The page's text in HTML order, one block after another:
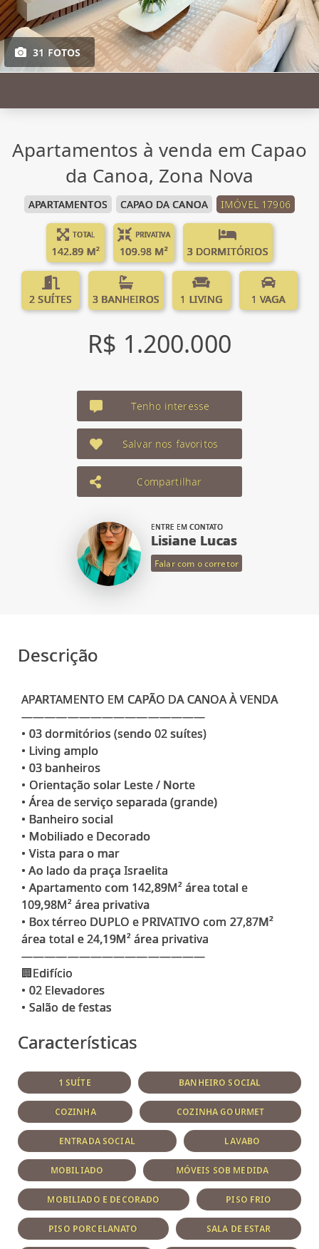
31 FOTOS
Apartamentos à venda em Capao
da Canoa, Zona Nova
APARTAMENTOS CAPAO DA CANOA IMÓVEL 17906
TOTAL
142.89 M²
PRIVATIVA
109.98 M² 3 DORMITÓRIOS
2 SUÍTES 3 BANHEIROS 1 LIVING 1 VAGA
R$ 1.200.000
Tenho interesse
Salvar nos favoritos
Compartilhar
ENTRE EM CONTATO
Lisiane Lucas
Falar com o corretor
Descrição
APARTAMENTO EM CAPÃO DA CANOA À VENDA
————————————————
•⁠ ⁠03 dormitórios (sendo 02 suítes)
•⁠ ⁠Living amplo
•⁠ ⁠03 banheiros
•⁠ ⁠⁠Orientação solar Leste / Norte
•⁠ ⁠Área de serviço separada (grande)
•⁠ ⁠Banheiro social
•⁠ ⁠Mobiliado e Decorado
•⁠ ⁠Vista para o mar
•⁠ Ao lado da praça Israelita
•⁠ ⁠Apartamento com 142,89M² área total e
109,98M² área privativa
•⁠ ⁠Box térreo DUPLO e PRIVATIVO com 27,87M²
área total e 24,19M² área privativa
————————————————
🏢Edifício
•⁠ ⁠02 Elevadores
Características
1 SUÍTE BANHEIRO SOCIAL
COZINHA COZINHA GOURMET
ENTRADA SOCIAL LAVABO
MOBILIADO MÓVEIS SOB MEDIDA
MOBILIADO E DECORADO PISO FRIO
PISO PORCELANATO SALA DE ESTAR